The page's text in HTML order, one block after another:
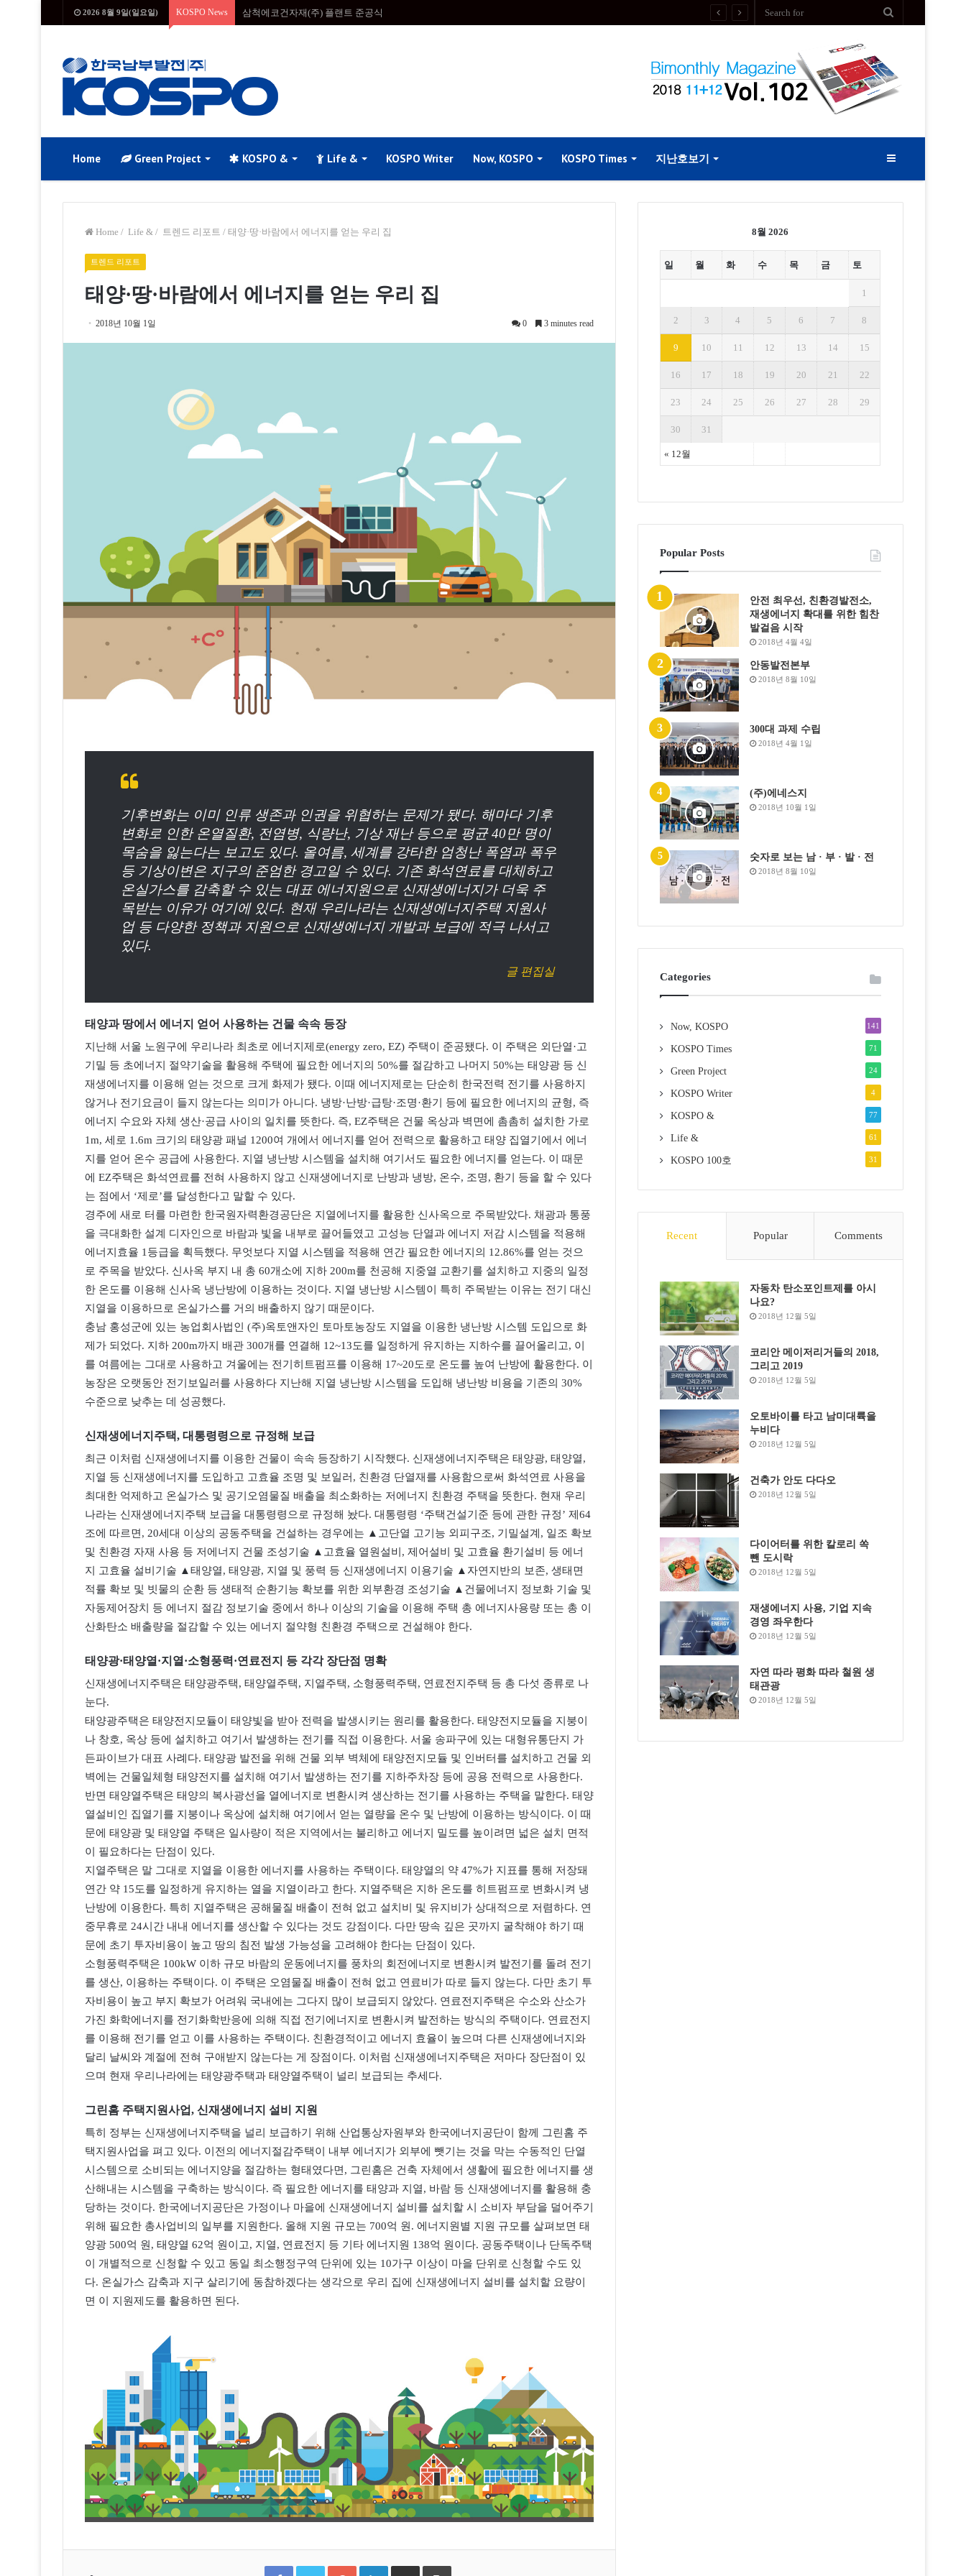
2026 8월 9일(일요일) KOSPO News 삼척에코건자재(주) 플랜트 준공식
Home Green Project KOSPO & Life & KOSPO Writer Now, KOSPO KOSPO Times 지난호보기 Sidebar
Home / Life & / 트렌드 리포트 / 태양·땅·바람에서 에너지를 얻는 우리 집
트렌드 리포트
태양·땅·바람에서 에너지를 얻는 우리 집
2018년 10월 1일 0 3 minutes read
기후변화는 이미 인류 생존과 인권을 위협하는 문제가 됐다. 해마다 기후
변화로 인한 온열질환, 전염병, 식량난, 기상 재난 등으로 평균 40만 명이
목숨을 잃는다는 보고도 있다. 올여름, 세계를 강타한 엄청난 폭염과 폭우
등 기상이변은 지구의 준엄한 경고일 수 있다. 기존 화석연료를 대체하고
온실가스를 감축할 수 있는 대표 에너지원으로 신재생에너지가 더욱 주
목받는 이유가 여기에 있다. 현재 우리나라는 신재생에너지주택 지원사
업 등 다양한 정책과 지원으로 신재생에너지 개발과 보급에 적극 나서고
있다.
글 편집실
태양과 땅에서 에너지 얻어 사용하는 건물 속속 등장
지난해 서울 노원구에 우리나라 최초로 에너지제로(energy zero, EZ) 주택이 준공됐다. 이 주택은 외단열·고
기밀 등 초에너지 절약기술을 활용해 주택에 필요한 에너지의 50%를 절감하고 나머지 50%는 태양광 등 신
재생에너지를 이용해 얻는 것으로 크게 화제가 됐다. 이때 에너지제로는 단순히 한국전력 전기를 사용하지
않거나 전기요금이 들지 않는다는 의미가 아니다. 냉방·난방·급탕·조명·환기 등에 필요한 에너지의 균형, 즉
에너지 수요와 자체 생산·공급 사이의 일치를 뜻한다. 즉, EZ주택은 건물 옥상과 벽면에 촘촘히 설치한 가로
1m, 세로 1.6m 크기의 태양광 패널 1200여 개에서 에너지를 얻어 전력으로 활용하고 태양 집열기에서 에너
지를 얻어 온수 공급에 사용한다. 지열 냉난방 시스템을 설치해 여기서도 필요한 에너지를 얻는다. 이 때문
에 EZ주택은 화석연료를 전혀 사용하지 않고 신재생에너지로 난방과 냉방, 온수, 조명, 환기 등을 할 수 있다
는 점에서 ‘제로’를 달성한다고 말할 수 있다.
경주에 새로 터를 마련한 한국원자력환경공단은 지열에너지를 활용한 신사옥으로 주목받았다. 채광과 통풍
을 극대화한 설계 디자인으로 바람과 빛을 내부로 끌어들였고 고성능 단열과 에너지 저감 시스템을 적용해
에너지효율 1등급을 획득했다. 무엇보다 지열 시스템을 적용해 연간 필요한 에너지의 12.86%를 얻는 것으
로 주목을 받았다. 신사옥 부지 내 총 60개소에 지하 200m를 천공해 지중열 교환기를 설치하고 지중의 일정
한 온도를 이용해 신사옥 냉난방에 이용하는 것이다. 지열 냉난방 시스템이 특히 주목받는 이유는 전기 대신
지열을 이용하므로 온실가스를 거의 배출하지 않기 때문이다.
충남 홍성군에 있는 농업회사법인 (주)옥토앤자인 토마토농장도 지열을 이용한 냉난방 시스템 도입으로 화
제가 되었다. 지하 200m까지 배관 300개를 연결해 12~13도를 일정하게 유지하는 지하수를 끌어올리고, 이
를 여름에는 그대로 사용하고 겨울에는 전기히트펌프를 이용해 17~20도로 온도를 높여 난방에 활용한다. 이
농장은 오랫동안 전기보일러를 사용하다 지난해 지열 냉난방 시스템을 도입해 냉난방 비용을 기존의 30%
수준으로 낮추는 데 성공했다.
신재생에너지주택, 대통령령으로 규정해 보급
최근 이처럼 신재생에너지를 이용한 건물이 속속 등장하기 시작했다. 신재생에너지주택은 태양광, 태양열,
지열 등 신재생에너지를 도입하고 고효율 조명 및 보일러, 친환경 단열재를 사용함으로써 화석연료 사용을
최대한 억제하고 온실가스 및 공기오염물질 배출을 최소화하는 저에너지 친환경 주택을 뜻한다. 현재 우리
나라는 신재생에너지주택 보급을 대통령령으로 규정해 놨다. 대통령령 ‘주택건설기준 등에 관한 규정’ 제64
조에 따르면, 20세대 이상의 공동주택을 건설하는 경우에는 ▲고단열 고기능 외피구조, 기밀설계, 일조 확보
및 친환경 자재 사용 등 저에너지 건물 조성기술 ▲고효율 열원설비, 제어설비 및 고효율 환기설비 등 에너
지 고효율 설비기술 ▲태양열, 태양광, 지열 및 풍력 등 신재생에너지 이용기술 ▲자연지반의 보존, 생태면
적률 확보 및 빗물의 순환 등 생태적 순환기능 확보를 위한 외부환경 조성기술 ▲건물에너지 정보화 기술 및
자동제어장치 등 에너지 절감 정보기술 중에서 하나 이상의 기술을 이용해 주택 총 에너지사용량 또는 총 이
산화탄소 배출량을 절감할 수 있는 에너지 절약형 친환경 주택으로 건설해야 한다.
태양광·태양열·지열·소형풍력·연료전지 등 각각 장단점 명확
신재생에너지주택은 태양광주택, 태양열주택, 지열주택, 소형풍력주택, 연료전지주택 등 총 다섯 종류로 나
눈다.
태양광주택은 태양전지모듈이 태양빛을 받아 전력을 발생시키는 원리를 활용한다. 태양전지모듈을 지붕이
나 창호, 옥상 등에 설치하고 여기서 발생하는 전기를 직접 이용한다. 서울 송파구에 있는 대형유통단지 가
든파이브가 대표 사례다. 태양광 발전을 위해 건물 외부 벽체에 태양전지모듈 및 인버터를 설치하고 건물 외
벽에는 건물일체형 태양전지를 설치해 여기서 발생하는 전기를 지하주차장 등에 공용 전력으로 사용한다.
반면 태양열주택은 태양의 복사광선을 열에너지로 변환시켜 생산하는 전기를 사용하는 주택을 말한다. 태양
열설비인 집열기를 지붕이나 옥상에 설치해 여기에서 얻는 열량을 온수 및 난방에 이용하는 방식이다. 이 때
문에 태양광 및 태양열 주택은 일사량이 적은 지역에서는 불리하고 에너지 밀도를 높이려면 넓은 설치 면적
이 필요하다는 단점이 있다.
지열주택은 말 그대로 지열을 이용한 에너지를 사용하는 주택이다. 태양열의 약 47%가 지표를 통해 저장돼
연간 약 15도를 일정하게 유지하는 열을 지열이라고 한다. 지열주택은 지하 온도를 히트펌프로 변화시켜 냉
난방에 이용한다. 특히 지열주택은 공해물질 배출이 전혀 없고 설치비 및 유지비가 상대적으로 저렴하다. 연
중무휴로 24시간 내내 에너지를 생산할 수 있다는 것도 강점이다. 다만 땅속 깊은 곳까지 굴착해야 하기 때
문에 초기 투자비용이 높고 땅의 침전 발생 가능성을 고려해야 한다는 단점이 있다.
소형풍력주택은 100kW 이하 규모 바람의 운동에너지를 풍차의 회전에너지로 변환시켜 발전기를 돌려 전기
를 생산, 이용하는 주택이다. 이 주택은 오염물질 배출이 전혀 없고 연료비가 따로 들지 않는다. 다만 초기 투
자비용이 높고 부지 확보가 어려워 국내에는 그다지 많이 보급되지 않았다. 연료전지주택은 수소와 산소가
가진 화학에너지를 전기화학반응에 의해 직접 전기에너지로 변환시켜 발전하는 방식의 주택이다. 연료전지
를 이용해 전기를 얻고 이를 사용하는 주택이다. 친환경적이고 에너지 효율이 높으며 다른 신재생에너지와
달리 날씨와 계절에 전혀 구애받지 않는다는 게 장점이다. 이처럼 신재생에너지주택은 저마다 장단점이 있
으며 현재 우리나라에는 태양광주택과 태양열주택이 널리 보급되는 추세다.
그린홈 주택지원사업, 신재생에너지 설비 지원
특히 정부는 신재생에너지주택을 널리 보급하기 위해 산업통상자원부와 한국에너지공단이 함께 그린홈 주
택지원사업을 펴고 있다. 이전의 에너지절감주택이 내부 에너지가 외부에 뺏기는 것을 막는 수동적인 단열
시스템으로 소비되는 에너지양을 절감하는 형태였다면, 그린홈은 건축 자체에서 생활에 필요한 에너지를 생
산해내는 시스템을 구축하는 방식이다. 즉 필요한 에너지를 태양과 지열, 바람 등 신재생에너지를 활용해 충
당하는 것이다. 한국에너지공단은 가정이나 마을에 신재생에너지 설비를 설치할 시 소비자 부담을 덜어주기
위해 필요한 총사업비의 일부를 지원한다. 올해 지원 규모는 700억 원. 에너지원별 지원 규모를 살펴보면 태
양광 500억 원, 태양열 62억 원이고, 지열, 연료전지 등 기타 에너지원 138억 원이다. 공동주택이나 단독주택
이 개별적으로 신청할 수 있고 동일 최소행정구역 단위에 있는 10가구 이상이 마을 단위로 신청할 수도 있
다. 온실가스 감축과 지구 살리기에 동참하겠다는 생각으로 우리 집에 신재생에너지 설비를 설치할 요량이
면 이 지원제도를 활용하면 된다.
F T G L S
8월 2026
일 월 화 수 목 금 토
« 12월
1
2 3 4 5 6 7 8
9 10 11 12 13 14 15
16 17 18 19 20 21 22
23 24 25 26 27 28 29
30 31
Popular Posts
안전 최우선, 친환경발전소,
재생에너지 확대를 위한 힘찬
발걸음 시작
2018년 4월 4일
안동발전본부
2018년 8월 10일
300대 과제 수립
2018년 4월 1일
(주)에네스지
2018년 10월 1일
숫자로 보는 남 · 부 · 발 · 전
2018년 8월 10일
Categories
Now, KOSPO 141
KOSPO Times 71
Green Project 24
KOSPO Writer 4
KOSPO & 77
Life & 61
KOSPO 100호 31
Recent Popular Comments
자동차 탄소포인트제를 아시
나요?
2018년 12월 5일
코리안 메이저리거들의 2018,
그리고 2019
2018년 12월 5일
오토바이를 타고 남미대륙을
누비다
2018년 12월 5일
건축가 안도 다다오
2018년 12월 5일
다이어터를 위한 칼로리 쏙
뺀 도시락
2018년 12월 5일
재생에너지 사용, 기업 지속
경영 좌우한다
2018년 12월 5일
자연 따라 평화 따라 철원 생
태관광
2018년 12월 5일